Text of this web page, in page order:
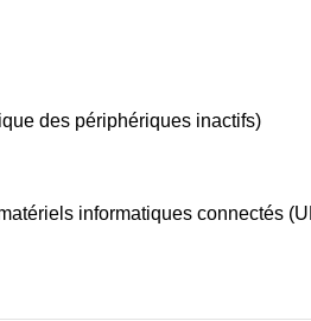
des périphériques inactifs)
informatiques connectés